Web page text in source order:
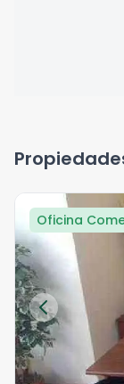
Oficina